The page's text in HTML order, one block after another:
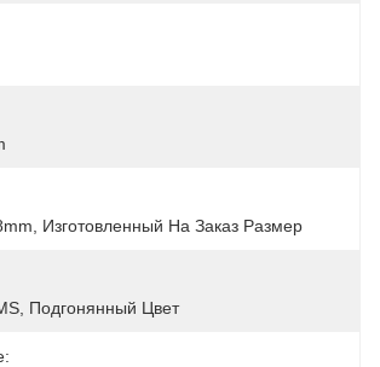
Изготовленный На Заказ Размер
Подгонянный Цвет